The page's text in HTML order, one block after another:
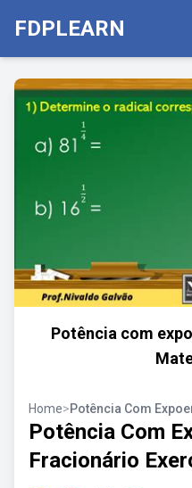
FDPLEARN
Potência com
Home>Potência Com
Potência Com
Fracionário